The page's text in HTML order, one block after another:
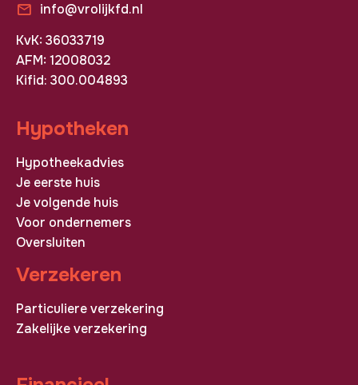
info@vrolijkfd.nl
KvK: 36033719
AFM: 12008032
Kifid: 300.004893
Hypotheken
Hypotheekadvies
Je eerste huis
Je volgende huis
Voor ondernemers
Oversluiten
Verzekeren
Particuliere verzekering
Zakelijke verzekering